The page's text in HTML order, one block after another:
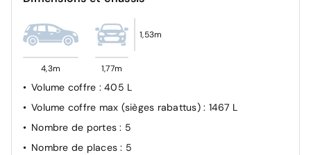
détection de non bouclage
Sécurité enfant manuelle
Fixations ISOFIX arrière latérales et Top Tether
Airbag passager Avant désactivable pAR clé
4,3m 1,77m
1,53m
Volume coffre : 405 L
Volume coffre max (sièges rabattus) : 1467 L
Nombre de portes: 5
Nombre de places: 5